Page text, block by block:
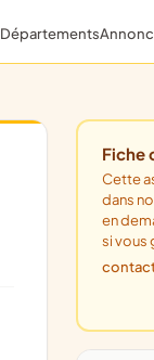
Départements
Cette association n'a pas de numéro RNA
dans
en
si vous